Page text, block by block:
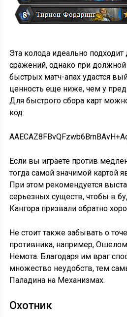
Эта колода идеально
сражений, однако при
быстрых матч-апах удастся
ценность еще ниже, чем у
Для быстрого сбора карт
код:
Если вы играете против
тогда самой значимой картой
При этом рекомендуется
серьезных существ, чтобы в
Кангора призвали обратно
Не стоит также забывать о
противника, например,
Немота. Благодаря им враг
множество неудобств, тем
Паладина на Механизмах.
Охотник